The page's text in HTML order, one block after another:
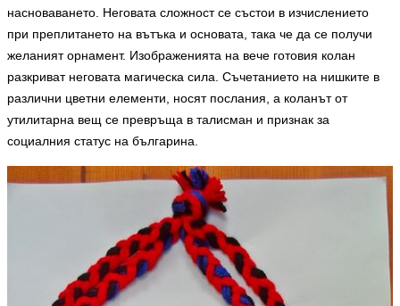
насноваването. Неговата сложност се състои в изчислението
при преплитането на вътъка и основата, така че да се получи
желаният орнамент. Изображенията на вече готовия колан
разкриват неговата магическа сила. Съчетанието на нишките в
различни цветни елементи, носят послания, а коланът от
утилитарна вещ се превръща в талисман и признак за
социалния статус на българина.